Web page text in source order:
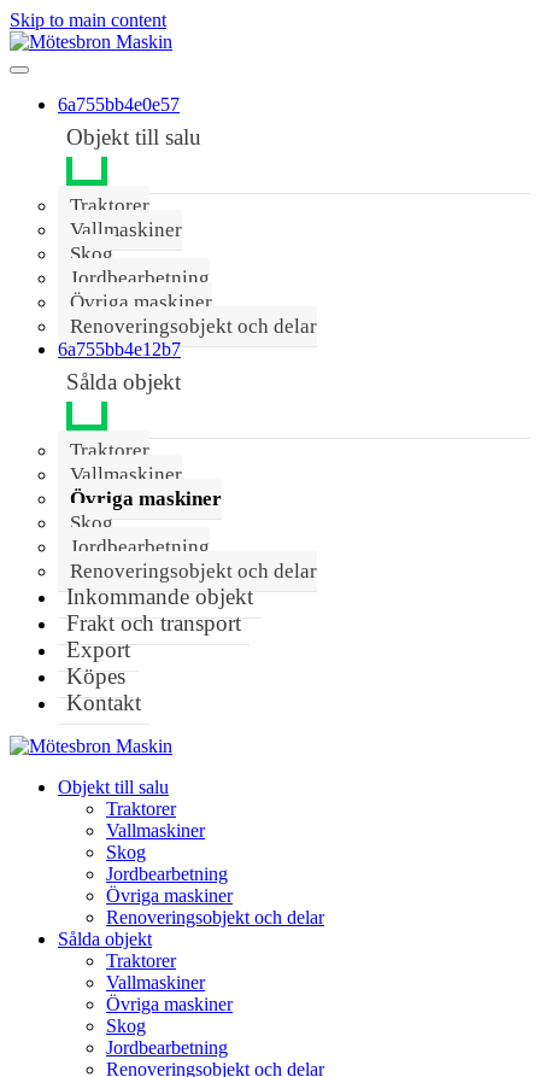
Skip to main content
6a755bb4e0e57
Objekt till salu
Traktorer
Vallmaskiner
Skog
Jordbearbetning
Övriga maskiner
Renoveringsobjekt och delar
6a755bb4e12b7
Sålda objekt
Traktorer
Vallmaskiner
Övriga maskiner
Skog
Jordbearbetning
Renoveringsobjekt och delar
Inkommande objekt
Frakt och transport
Export
Köpes
Kontakt
Objekt till salu
Traktorer
Vallmaskiner
Skog
Jordbearbetning
Övriga maskiner
Renoveringsobjekt och delar
Sålda objekt
Traktorer
Vallmaskiner
Övriga maskiner
Skog
Jordbearbetning
Renoveringsobjekt och delar